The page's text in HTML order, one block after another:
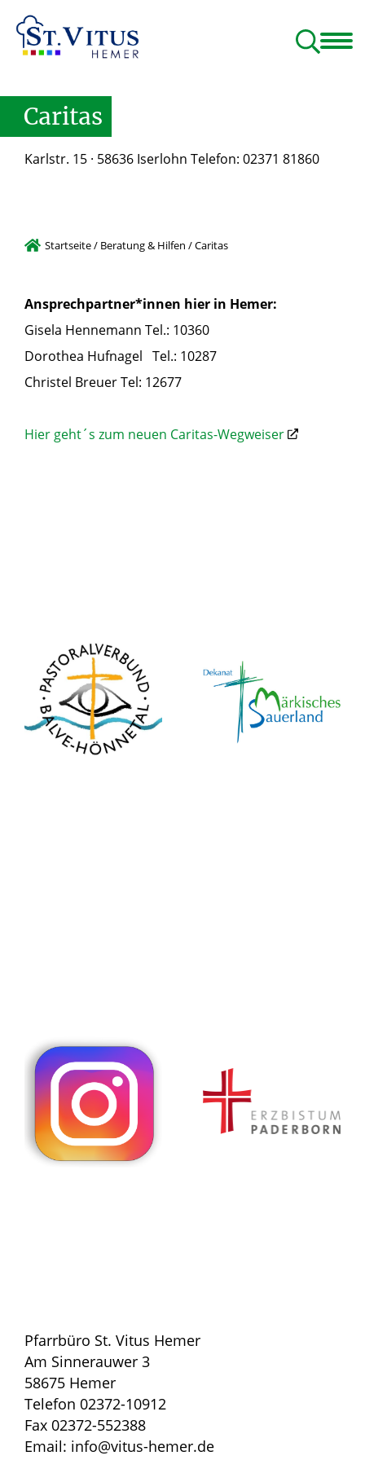
Caritas
Karlstr. 15 · 58636 Iserlohn Telefon: 02371 81860
Startseite/ Beratung & Hilfen /Caritas
Ansprechpartner*innen hier in Hemer:
Gisela Hennemann Tel.: 10360
Dorothea Hufnagel Tel.: 10287
Christel Breuer Tel: 12677
Hier geht´s zum neuen Caritas-Wegweiser
Pfarrbüro St. Vitus Hemer
Am Sinnerauwer 3
58675 Hemer
Telefon 02372-10912
Fax 02372-552388
Email: info@vitus-hemer.de